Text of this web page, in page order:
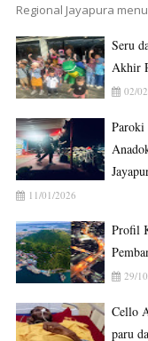
Regional Jayapura
Seru
Akhir
02/
Paroki
11/01/2026
Profil
29/
Cello
paru